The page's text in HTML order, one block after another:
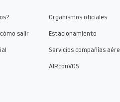
Organismos oficiales
salir Estacionamiento
Servicios compañías
AIRconVOS